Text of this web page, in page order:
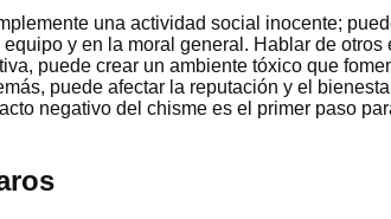
una actividad social inocente;
y en la moral general. Hablar de otros
puede crear un ambiente tóxico que
puede afectar la reputación y el
negativo del chisme es el primer paso